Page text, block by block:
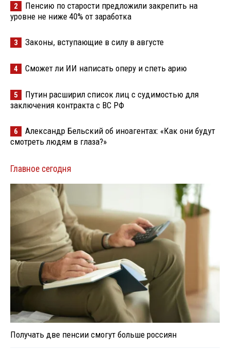
2
Пенсию по старости предложили закрепить на
уровне не ниже 40% от заработка
3 Законы, вступающие в силу в августе
4 Сможет ли ИИ написать оперу и спеть арию
5
Путин расширил список лиц с судимостью для
заключения контракта с ВС РФ
6
Александр Бельский об иноагентах: «Как они будут
смотреть людям в глаза?»
Главное сегодня
Получать две пенсии смогут больше россиян